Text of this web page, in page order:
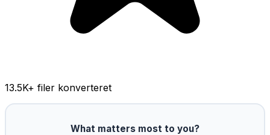
13.5K+ filer konverteret
What matters most to you?